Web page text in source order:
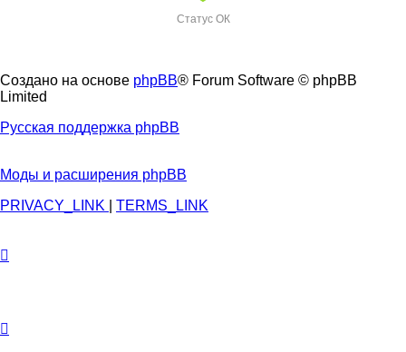
Статус ОК
Создано на основе phpBB® Forum Software © phpBB
Limited
Русская поддержка phpBB
Моды и расширения phpBB
PRIVACY_LINK
TERMS_LINK